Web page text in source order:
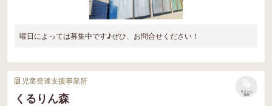
曜日によっては募集中です♪ぜひ、お問合せください！
児童発達支援事業所
くるりん森
リストに
保存